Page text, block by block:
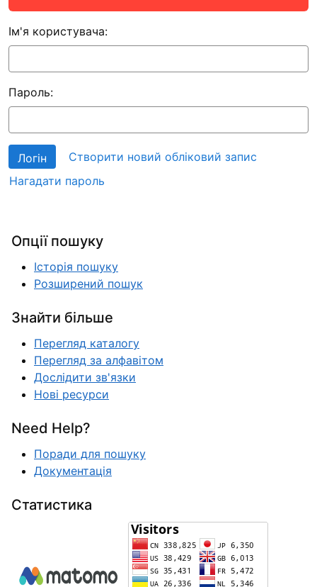
Ім'я користувача:
Пароль:
Створити новий обліковий запис
Нагадати пароль
Опції пошуку
Історія пошуку
Розширений пошук
Знайти більше
Перегляд каталогу
Перегляд за алфавітом
Дослідити зв'язки
Нові ресурси
Need Help?
Поради для пошуку
Документація
Статистика